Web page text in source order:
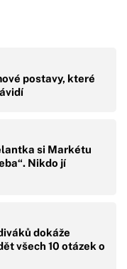
postavy, které
si Markétu
Nikdo jí
dokáže
všech 10 otázek o